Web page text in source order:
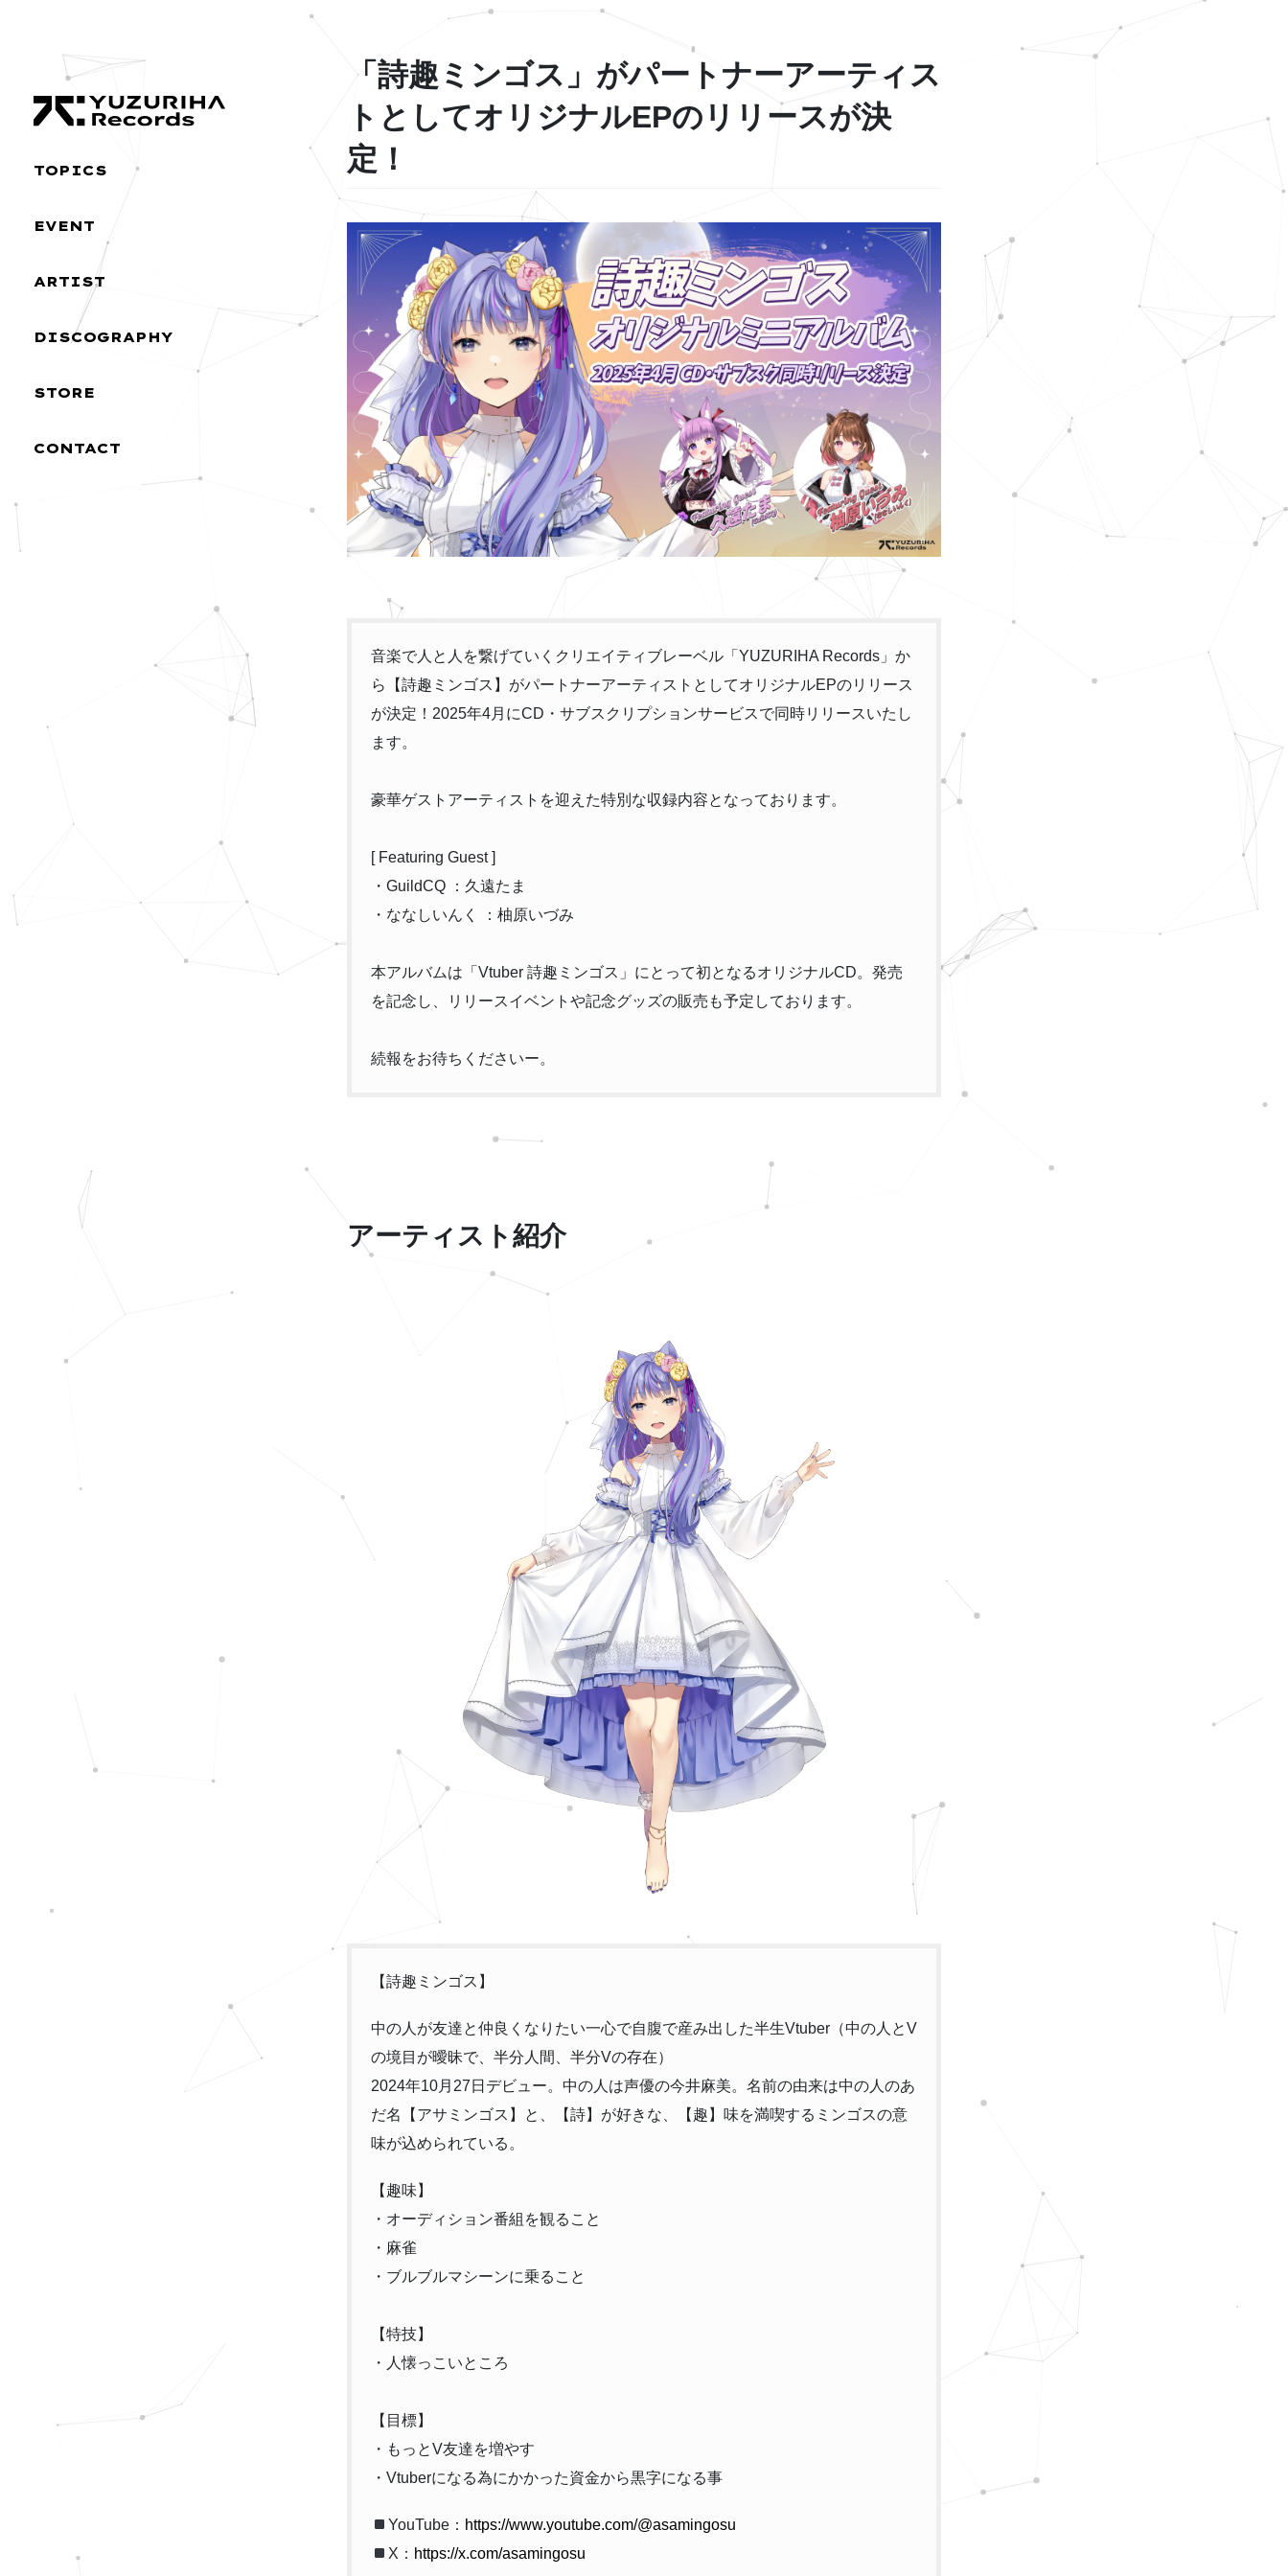
Navigation
「詩趣ミンゴス」がパートナーアーティス
トとしてオリジナルEPのリリースが決
定！
音楽で人と人を繋げていくクリエイティブレーベル「YUZURIHA Records」か
ら【詩趣ミンゴス】がパートナーアーティストとしてオリジナルEPのリリース
が決定！2025年4月にCD・サブスクリプションサービスで同時リリースいたし
ます。
豪華ゲストアーティストを迎えた特別な収録内容となっております。
[ Featuring Guest ]
・GuildCQ ：久遠たま
・ななしいんく ：柚原いづみ
本アルバムは「Vtuber 詩趣ミンゴス」にとって初となるオリジナルCD。発売
を記念し、リリースイベントや記念グッズの販売も予定しております。
続報をお待ちくださいー。
アーティスト紹介
【詩趣ミンゴス】
中の人が友達と仲良くなりたい一心で自腹で産み出した半生Vtuber（中の人とV
の境目が曖昧で、半分人間、半分Vの存在）
2024年10月27日デビュー。中の人は声優の今井麻美。名前の由来は中の人のあ
だ名【アサミンゴス】と、【詩】が好きな、【趣】味を満喫するミンゴスの意
味が込められている。
【趣味】
・オーディション番組を観ること
・麻雀
・ブルブルマシーンに乗ること
【特技】
・人懐っこいところ
【目標】
・もっとV友達を増やす
・Vtuberになる為にかかった資金から黒字になる事
YouTube： https://www.youtube.com/@asamingosu
X： https://x.com/asamingosu
TOPICS
EVENT
ARTIST
DISCOGRAPHY
STORE
CONTACT